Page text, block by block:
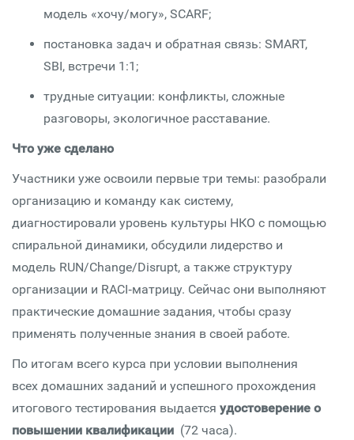
модель «хочу/могу», SCARF;
постановка задач и обратная связь: SMART,
SBI, встречи 1:1;
трудные ситуации: конфликты, сложные
разговоры, экологичное расставание.
Что уже сделано
Участники уже освоили первые три темы: разобрали
организацию и команду как систему,
диагностировали уровень культуры НКО с помощью
спиральной динамики, обсудили лидерство и
модель RUN/Change/Disrupt, а также структуру
организации и RACI‑матрицу. Сейчас они выполняют
практические домашние задания, чтобы сразу
применять полученные знания в своей работе.
По итогам всего курса при условии выполнения
всех домашних заданий и успешного прохождения
итогового тестирования выдается удостоверение о
повышении квалификации (72 часа).